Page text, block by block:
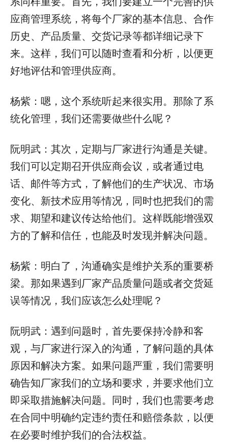
应商管理系统，将每个厂家的基本信息、合作
历史、产品质量、交货记录等都详细记录下
来。这样，我们可以随时查看和分析，以便更
好地评估和管理供应商。
杨紫：嗯，这个系统听起来很实用。那除了系
统化管理，我们还需要做些什么呢？
阮明武：其次，定期与厂家进行沟通是关键。
我们可以定期召开供应商会议，或者通过电
话、邮件等方式，了解他们的生产状况、市场
变化、新技术应用等情况，同时也把我们的需
求、期望和建议传达给他们。这样既能增强双
方的了解和信任，也能及时发现并解决问题。
杨紫：明白了，沟通确实是维护关系的重要桥
梁。那如果遇到厂家产品质量问题或者交货延
误等情况，我们应该怎么处理呢？
阮明武：遇到问题时，首先要保持冷静和客
观，与厂家进行深入的沟通，了解问题的具体
原因和解决方案。如果问题严重，我们需要明
确告知厂家我们的立场和要求，并要求他们立
即采取措施解决问题。同时，我们也需要考虑
在合同中明确约定违约责任和赔偿条款，以便
在必要时维护我们的合法权益。